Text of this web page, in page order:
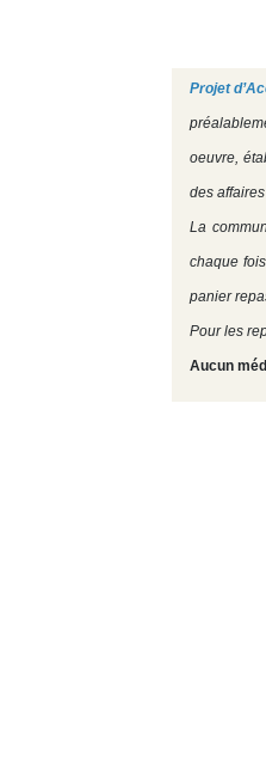
Projet
oeuvre,
des
La
chaque
panier
Pour les
Aucun